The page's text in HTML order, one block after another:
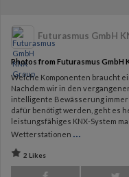
Futurasmus GmbH
Photos from Futurasmus GmbH
Welche Komponenten braucht
Nachdem wir in den
intelligente Bewässerung
dafür benötigt werden, geht es
leistungsfähiges KNX-System
Wetterstationen ...
2 Likes